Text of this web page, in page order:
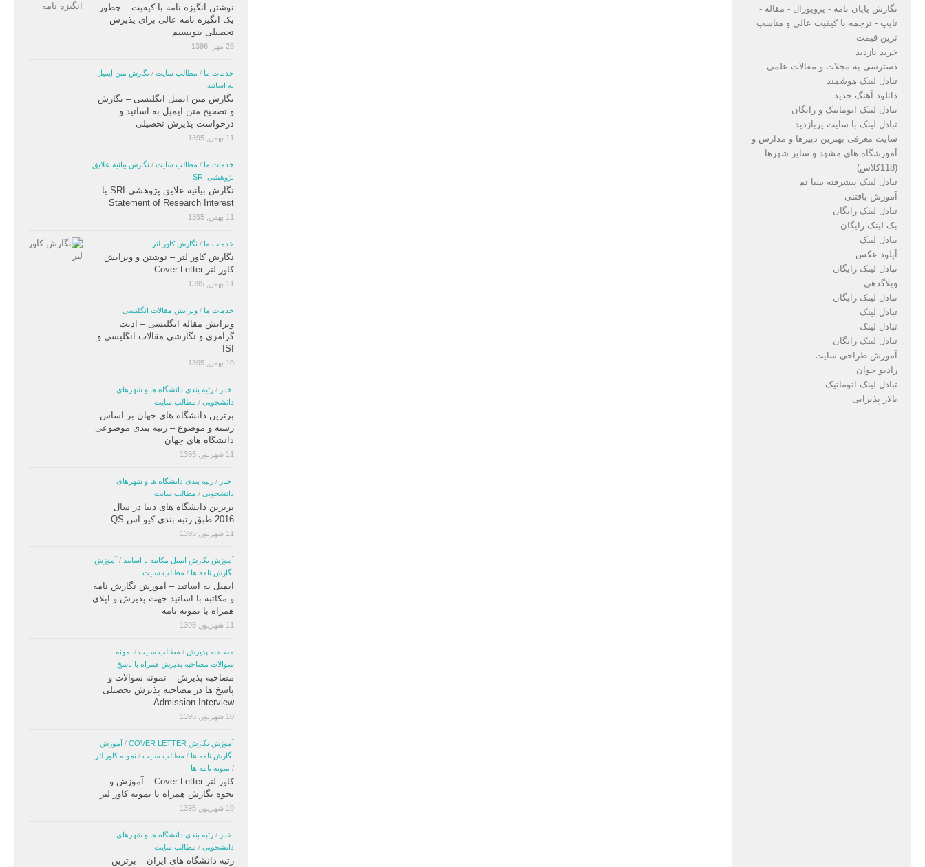
نوشتن انگیزه نامه با کیفیت – چطور
یک انگیزه نامه عالی برای پذیرش
تحصیلی بنویسیم
25 مهر, 1396
خدمات ما / مطالب سایت / نگارش متن ایمیل
به اساتید
نگارش متن ایمیل انگلیسی – نگارش
و تصحیح متن ایمیل به اساتید و
درخواست پذیرش تحصیلی
11 بهمن, 1395
خدمات ما / مطالب سایت / نگارش بیانیه علایق
پژوهشی SRI
نگارش بیانیه علایق پژوهشی SRI یا
Statement of Research Interest
11 بهمن, 1395
خدمات ما / نگارش کاور لتر
نگارش کاور لتر – نوشتن و ویرایش
کاور لتر Cover Letter
11 بهمن, 1395
خدمات ما / ویرایش مقالات انگلیسی
ویرایش مقاله انگلیسی – ادیت
گرامری و نگارشی مقالات انگلیسی و
ISI
10 بهمن, 1395
اخبار / رتبه بندی دانشگاه ها و شهرهای
دانشجویی / مطالب سایت
برترین دانشگاه های جهان بر اساس
رشته و موضوع – رتبه بندی موضوعی
دانشگاه های جهان
11 شهریور, 1395
اخبار / رتبه بندی دانشگاه ها و شهرهای
دانشجویی / مطالب سایت
برترین دانشگاه های دنیا در سال
2016 طبق رتبه بندی کیو اس QS
11 شهریور, 1395
آموزش نگارش ایمیل مکاتبه با اساتید / آموزش
نگارش نامه ها / مطالب سایت
ایمیل به اساتید – آموزش نگارش نامه
و مکاتبه با اساتید جهت پذیرش و اپلای
همراه با نمونه نامه
11 شهریور, 1395
مصاحبه پذیرش / مطالب سایت / نمونه
سوالات مصاحبه پذیرش همراه با پاسخ
مصاحبه پذیرش – نمونه سوالات و
پاسخ ها در مصاحبه پذیرش تحصیلی
Admission Interview
10 شهریور, 1395
آموزش نگارش COVER LETTER / آموزش
نگارش نامه ها / مطالب سایت / نمونه کاور لتر
/ نمونه نامه ها
کاور لتر Cover Letter – آموزش و
نحوه نگارش همراه با نمونه کاور لتر
10 شهریور, 1395
اخبار / رتبه بندی دانشگاه ها و شهرهای
دانشجویی / مطالب سایت
رتبه دانشگاه های ایران – برترین
نگارش پایان نامه - پروپوزال - مقاله -
تایپ - ترجمه با کیفیت عالی و مناسب
ترین قیمت
خرید بازدید
دسترسی به مجلات و مقالات علمی
تبادل لینک هوشمند
دانلود آهنگ جدید
تبادل لینک اتوماتیک و رایگان
تبادل لینک با سایت پربازدید
سایت معرفی بهترین دبیرها و مدارس و
آموزشگاه های مشهد و سایر شهرها
(118کلاس)
تبادل لینک پیشرفته سبا تم
آموزش بافتنی
تبادل لینک رایگان
بک لینک رایگان
تبادل لینک
آپلود عکس
تبادل لینک رایگان
وبلاگدهی
تبادل لینک رایگان
تبادل لینک
تبادل لینک
تبادل لینک رایگان
آموزش طراحی سایت
رادیو جوان
تبادل لینک اتوماتیک
تالار پذیرایی